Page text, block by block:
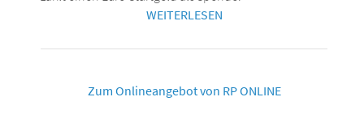
WEITERLESEN
Zum Onlineangebot von RP ONLINE